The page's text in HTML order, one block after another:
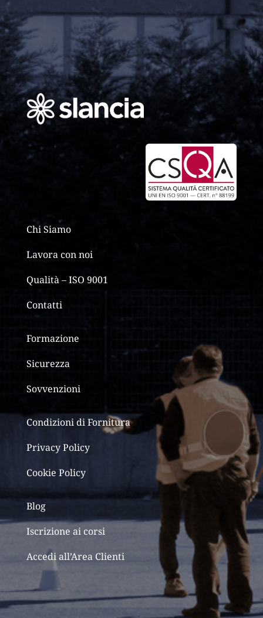
Chi Siamo
Lavora con noi
Qualità – ISO 9001
Contatti
Formazione
Sicurezza
Sovvenzioni
Condizioni di Fornitura
Privacy Policy
Cookie Policy
Blog
Iscrizione ai corsi
Accedi all’Area Clienti